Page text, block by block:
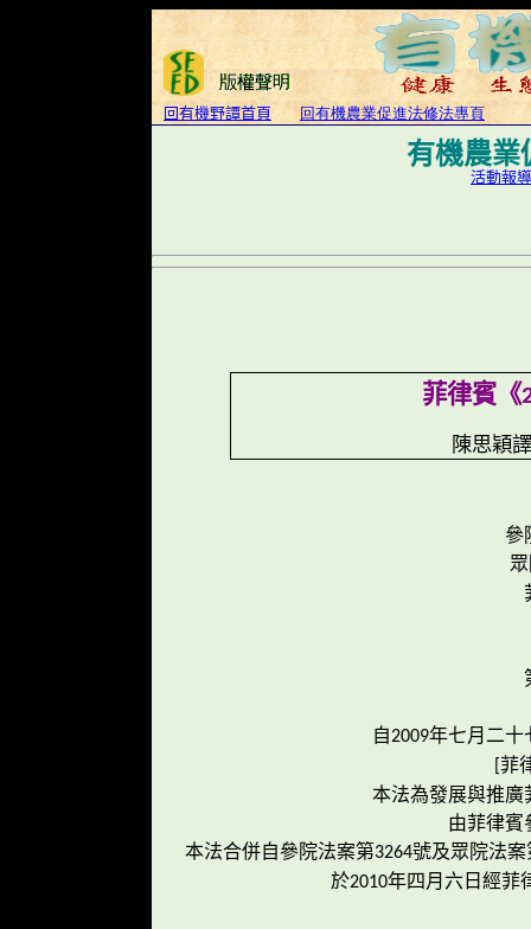
回有機野譚首頁 回有機農業促進法修法專頁
有機農
活動報導
菲律賓《
陳思穎
參
自2009年七月二十
菲
本法為發展與推廣
由菲律賓
本法合併自參院法案第3264號及眾院法案
於2010年四月六日經菲